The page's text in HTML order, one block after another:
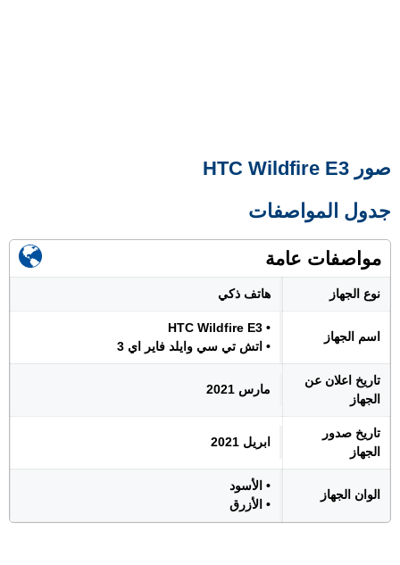
صور HTC Wildfire E3
جدول المواصفات
مواصفات عامة
نوع الجهاز هاتف ذكي
اسم الجهاز
• HTC Wildfire E3
• اتش تي سي وايلد فاير اي 3
تاريخ اعلان عن
الجهاز
مارس 2021
تاريخ صدور
الجهاز
ابريل 2021
الوان الجهاز
• الأسود
• الأزرق